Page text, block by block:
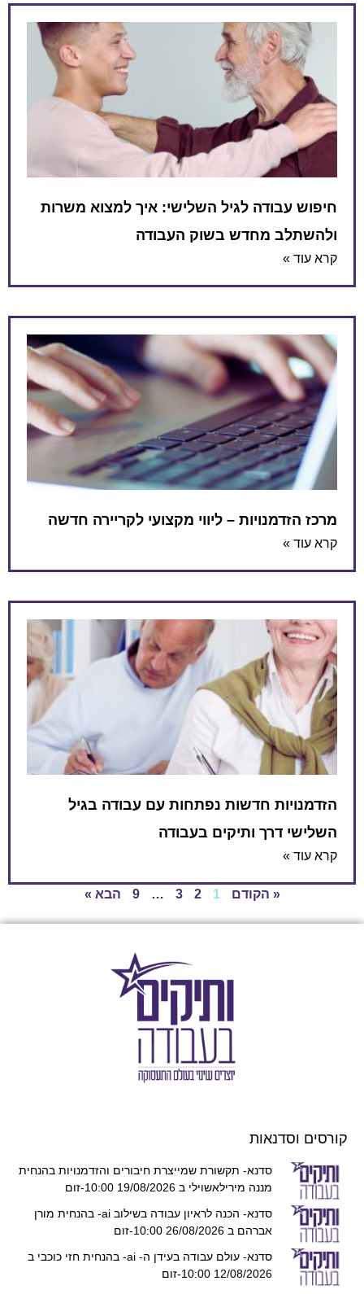
חיפוש עבודה לגיל השלישי: איך למצוא משרות
ולהשתלב מחדש בשוק העבודה
קרא עוד »
מרכז הזדמנויות – ליווי מקצועי לקריירה חדשה
קרא עוד »
הזדמנויות חדשות נפתחות עם עבודה בגיל
השלישי דרך ותיקים בעבודה
קרא עוד »
« הקודם 1
2
3
…
9 הבא »
קורסים וסדנאות
סדנא- תקשורת שמייצרת חיבורים והזדמנויות בהנחית
מננה מירילאשוילי ב 19/08/2026 10:00-זום
סדנא- הכנה לראיון עבודה בשילוב ai- בהנחית מורן
אברהם ב 26/08/2026 10:00-זום
סדנא- עולם עבודה בעידן ה- ai- בהנחית חזי כוכבי ב
12/08/2026 10:00-זום